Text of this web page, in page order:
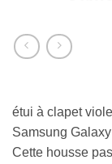
étui à clapet
Samsung Galaxy
Cette housse